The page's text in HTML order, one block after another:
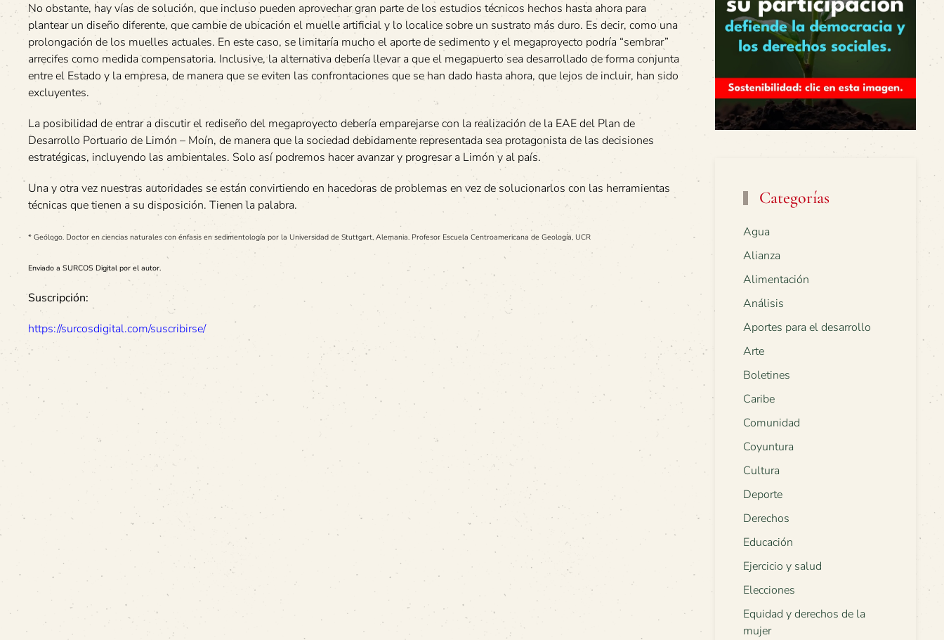
No obstante, hay vías de solución, que incluso pueden aprovechar gran parte de los estudios técnicos hechos hasta ahora para
plantear un diseño diferente, que cambie de ubicación el muelle artificial y lo localice sobre un sustrato más duro. Es decir, como una
prolongación de los muelles actuales. En este caso, se limitaría mucho el aporte de sedimento y el megaproyecto podría “sembrar”
arrecifes como medida compensatoria. Inclusive, la alternativa debería llevar a que el megapuerto sea desarrollado de forma conjunta
entre el Estado y la empresa, de manera que se eviten las confrontaciones que se han dado hasta ahora, que lejos de incluir, han sido
excluyentes.
La posibilidad de entrar a discutir el rediseño del megaproyecto debería emparejarse con la realización de la EAE del Plan de
Desarrollo Portuario de Limón – Moín, de manera que la sociedad debidamente representada sea protagonista de las decisiones
estratégicas, incluyendo las ambientales. Solo así podremos hacer avanzar y progresar a Limón y al país.
Una y otra vez nuestras autoridades se están convirtiendo en hacedoras de problemas en vez de solucionarlos con las herramientas
técnicas que tienen a su disposición. Tienen la palabra.
* Geólogo. Doctor en ciencias naturales con énfasis en sedimentología por la Universidad de Stuttgart, Alemania. Profesor Escuela Centroamericana de Geología, UCR
Enviado a SURCOS Digital por el autor.
Suscripción:
https://surcosdigital.com/suscribirse/
Categorías
Agua
Alianza
Alimentación
Análisis
Aportes para el desarrollo
Arte
Boletines
Caribe
Comunidad
Coyuntura
Cultura
Deporte
Derechos
Educación
Ejercicio y salud
Elecciones
Equidad y derechos de la
mujer